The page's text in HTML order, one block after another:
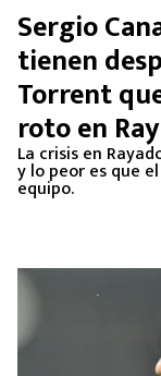
Sergio
tienen
Torrent
roto en
La crisis en
y lo peor es que
equipo.